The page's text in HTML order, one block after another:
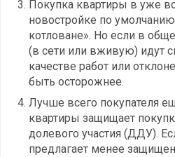
Покупка квартиры в уже
новостройке по
котловане». Но если в
(в сети или вживую) идут
качестве работ или
быть осторожнее.
Лучше всего покупателя
квартиры защищает
долевого участия (ДДУ).
предлагает менее